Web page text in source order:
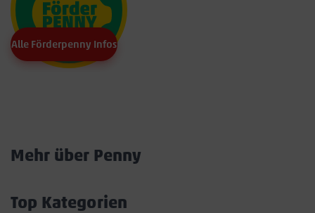
Alle Förderpenny Infos
Mehr über Penny
Top Kategorien